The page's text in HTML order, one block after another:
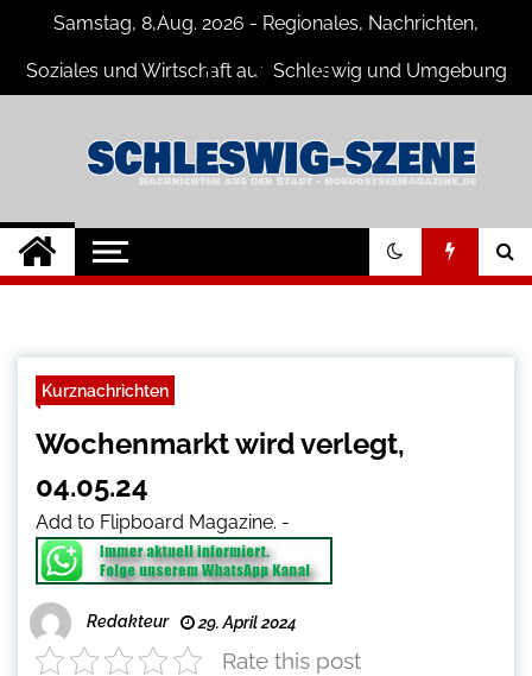
content
Samstag, 8,Aug. 2026 - Regionales, Nachrichten,
Soziales und Wirtschaft aus Schleswig und Umgebung
Schleswig Szene
Neuigkeiten und Nachrichten aus
Schleswig und Umgebung
Kurznachrichten
Wochenmarkt wird verlegt,
04.05.24
Add to Flipboard Magazine. -
Redakteur 29. April 2024
Rate this post